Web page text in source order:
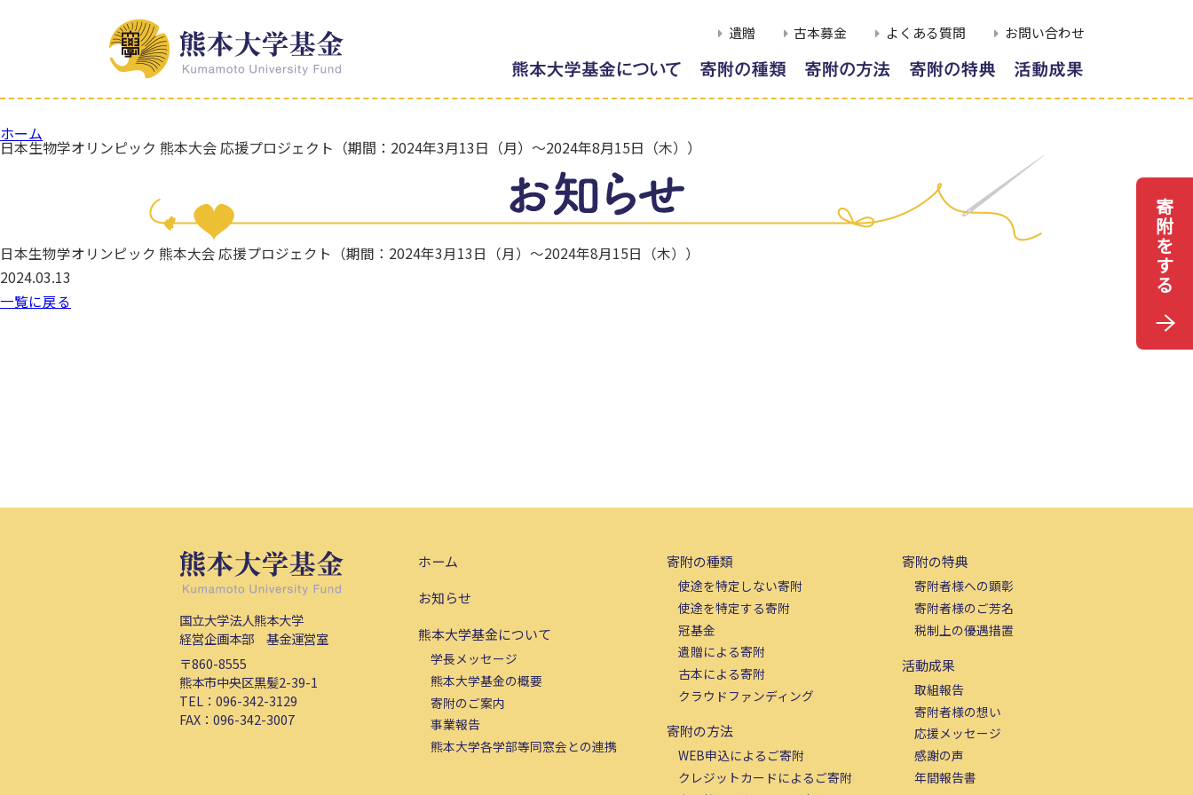
遺贈 古本募金 よくある質問 お問い合わせ
熊本大学基金の概要
寄附のご案内
事業報告
熊本大学各学部等同窓会
との連携
使途を特定する寄附
古本による寄附
クラウドファンディング
応援メッセージ
感謝の声
年間報告書
ホーム
日本生物学オリンピック 熊本大会 応援プロジェクト（期間：2024年3月13日（月）～2024年8月15日（木））
日本生物学オリンピック 熊本大会 応援プロジェクト（期間：2024年3月13日（月）～2024年8月15日（木））
2024.03.13
一覧に戻る
国立大学法人熊本大学
経営企画本部 基金運営室
〒860-8555
熊本市中央区黒髪2-39-1
TEL： 096-342-3129
FAX：096-342-3007
ホーム
お知らせ
熊本大学基金について
学長メッセージ
熊本大学基金の概要
寄附のご案内
事業報告
熊本大学各学部等同窓会との連携
寄附の種類
使途を特定しない寄附
使途を特定する寄附
冠基金
遺贈による寄附
古本による寄附
クラウドファンディング
寄附の方法
WEB申込によるご寄附
クレジットカードによるご寄附
寄附の特典
寄附者様への顕彰
寄附者様のご芳名
税制上の優遇措置
活動成果
取組報告
寄附者様の想い
応援メッセージ
感謝の声
年間報告書
寄
附
を
す
る